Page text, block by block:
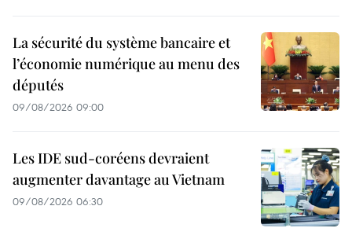
La sécurité du système bancaire et
l’économie numérique au menu des
députés
09/08/2026 09:00
Les IDE sud-coréens devraient
augmenter davantage au Vietnam
09/08/2026 06:30